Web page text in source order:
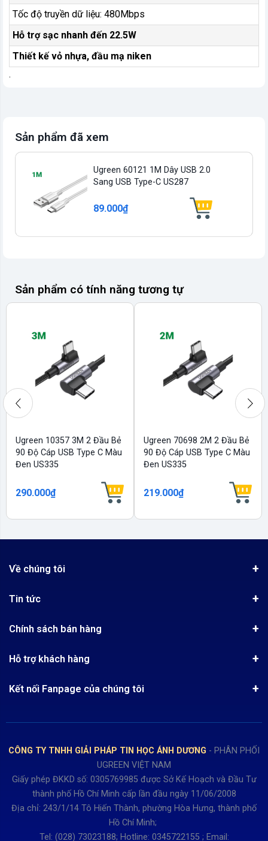
Tốc độ truyền dữ liệu: 480Mbps
Hỗ trợ sạc nhanh đến 22.5W
Thiết kế vỏ nhựa, đầu mạ niken
.
Sản phẩm đã xem
Ugreen 60121 1M Dây USB 2.0
Sang USB Type-C US287
89.000₫
Sản phẩm có tính năng tương tự
Ugreen 10357 3M 2 Đầu Bẻ
90 Độ Cáp USB Type C Màu
Đen US335
290.000₫
Ugreen 70698 2M 2 Đầu Bẻ
90 Độ Cáp USB Type C Màu
Đen US335
219.000₫
Về chúng tôi
Quy chế hoạt động
Tra cứu đơn hàng
Tin tức
Công nghệ - Sản phẩm mới
Review sản phẩm
Chính sách bán hàng
Chính sách Hủy, Đổi, Trả hàng
Hướng dẫn đăng ký tài khoản
Hỗ trợ khách hàng
Điện thoai: (028)73023188
Thời gian làm việc từ Thứ 2- Thứ 7
Buổi chiều từ 13h15 đến 17h30
Thứ 7 làm đến 15h30 chiều.
Kết nối Fanpage của chúng tôi
CÔNG TY TNHH GIẢI PHÁP TIN HỌC ÁNH DƯƠNG - PHÂN PHỐI
UGREEN VIỆT NAM
Giấy phép ĐKKD số: 0305769985 được Sở Kế Hoạch và Đầu Tư
thành phố Hồ Chí Minh cấp lần đầu ngày 11/06/2008
Địa chỉ: 243/1/14 Tô Hiến Thành, phường Hòa Hưng, thành phố
Hồ Chí Minh;
Tel: (028) 73023188; Hotline: 0345722155 ; Email: